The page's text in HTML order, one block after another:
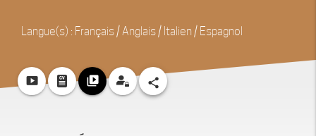
Langue(s) : Français / Anglais / Italien / Espagnol
smart_display video_library share